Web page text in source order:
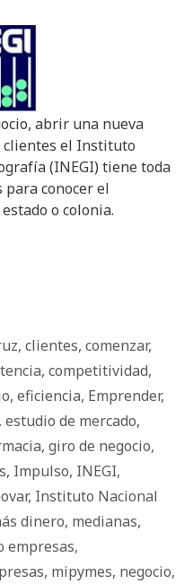
abrir una nueva
clientes el Instituto
(INEGI) tiene toda
conocer el
o colonia.
, clientes, comenzar,
, competitividad,
, eficiencia, Emprender,
, estudio de mercado,
, giro de negocio,
, Impulso, INEGI,
, Instituto Nacional
dinero, medianas,
empresas,
, mipymes, negocio,